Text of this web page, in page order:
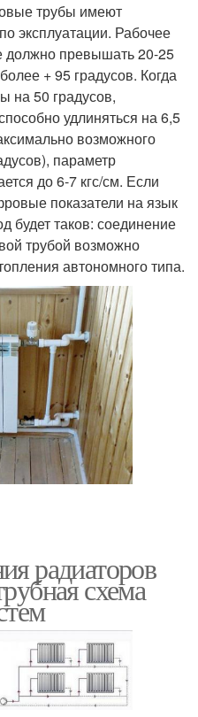
трубы имеют
эксплуатации. Рабочее
должно превышать 20-25
+ 95 градусов. Когда
на 50 градусов,
удлиняться на 6,5
возможного
параметр
до 6-7 кгс/см. Если
показатели на язык
будет таков: соединение
трубой возможно
автономного типа.
радиаторов
схема